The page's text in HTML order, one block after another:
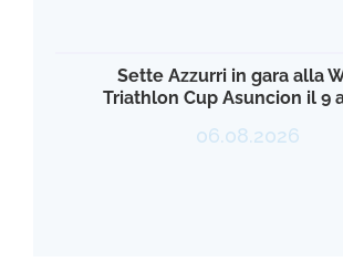
Sette Azzurri in gara alla
Triathlon Cup Asuncion il 9
06.08.2026